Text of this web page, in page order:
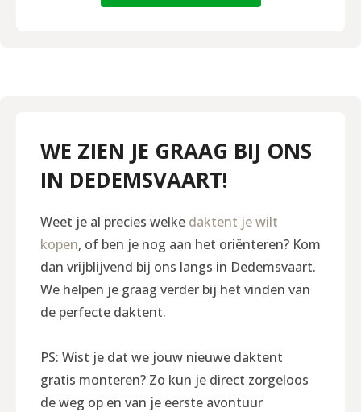
WE ZIEN JE GRAAG BIJ ONS
IN DEDEMSVAART!
Weet je al precies welke daktent je wilt
kopen, of ben je nog aan het oriënteren? Kom
dan vrijblijvend bij ons langs in Dedemsvaart.
We helpen je graag verder bij het vinden van
de perfecte daktent.
PS: Wist je dat we jouw nieuwe daktent
gratis monteren? Zo kun je direct zorgeloos
de weg op en van je eerste avontuur